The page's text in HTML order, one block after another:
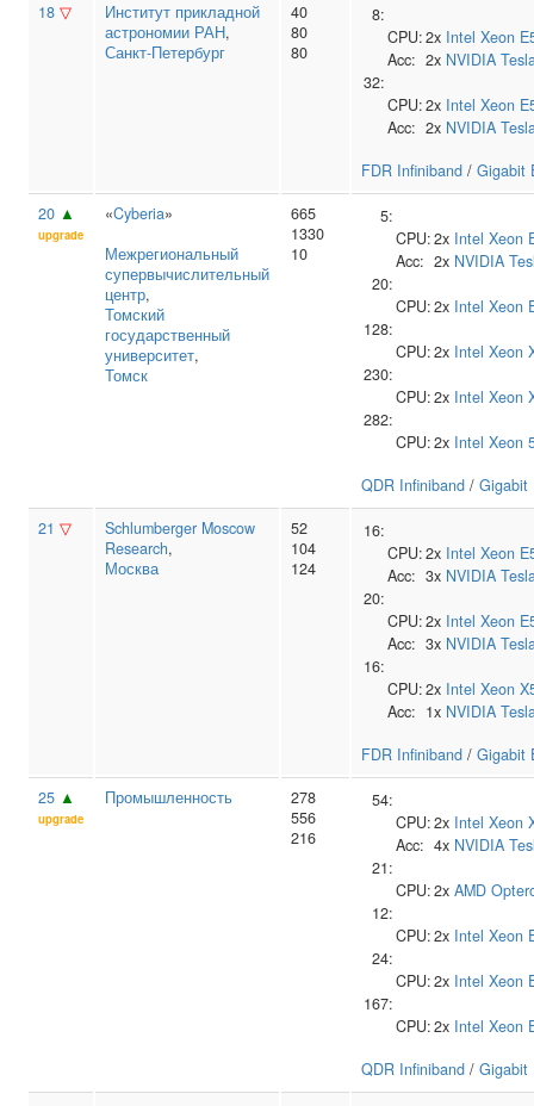
18 ▽
Институт прикладной
астрономии РАН,
Санкт-Петербург
40
80
80
8:
CPU:2x Intel Xeon
Acc: 2x NVIDIA
32:
CPU:2x Intel Xeon
Acc: 2x NVIDIA
FDR Infiniband / Gigabit
20 ▲
upgrade
«Cyberia»
Межрегиональный
супервычислительный
центр,
Томский
государственный
университет,
Томск
665
1330
10
5:
CPU:2x Intel Xeon
Acc: 2x NVIDIA
20:
CPU:2x Intel Xeon
128:
CPU:2x Intel Xeon
230:
CPU:2x Intel Xeon
282:
CPU:2x Intel Xeon
QDR Infiniband / Gigabit
21 ▽
Schlumberger Moscow
Research,
Москва
52
104
124
16:
CPU:2x Intel Xeon
Acc: 3x NVIDIA
20:
CPU:2x Intel Xeon
Acc: 3x NVIDIA
16:
CPU:2x Intel Xeon
Acc: 1x NVIDIA
FDR Infiniband / Gigabit
25 ▲
upgrade
Промышленность
278
556
216
54:
CPU:2x Intel Xeon
Acc: 4x NVIDIA
21:
CPU:2x AMD
12:
CPU:2x Intel Xeon
24:
CPU:2x Intel Xeon
167:
CPU:2x Intel Xeon
QDR Infiniband / Gigabit